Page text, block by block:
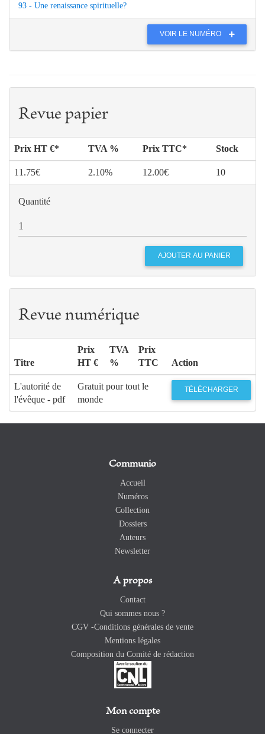
93 - Une renaissance spirituelle?
VOIR LE NUMÉRO
Revue papier
Prix HT €* TVA % Prix TTC* Stock
11.75€ 2.10% 12.00€ 10
Quantité
Revue numérique
Titre
Prix
HT €
TVA
%
Prix
TTC
Action
L'autorité de
l'évêque - pdf
Gratuit pour tout le
monde
TÉLÉCHARGER
Communio
Accueil
Numéros
Collection
Dossiers
Auteurs
Newsletter
A propos
Contact
Qui sommes nous ?
CGV -Conditions générales de vente
Mentions légales
Composition du Comité de rédaction
Mon compte
Se connecter